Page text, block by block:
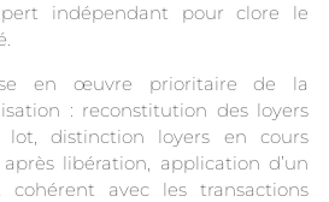
indépendant pour clore le
en œuvre prioritaire de la
: reconstitution des loyers
distinction loyers en cours
libération, application d’un
avec les transactions